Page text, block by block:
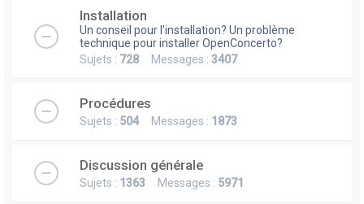
Installation
Un conseil pour l'installation? Un problème
technique pour installer OpenConcerto?
Sujets : 728 Messages : 3407
Procédures
Sujets : 504Messages : 1873
Discussion générale
Sujets : 1363 Messages : 5971